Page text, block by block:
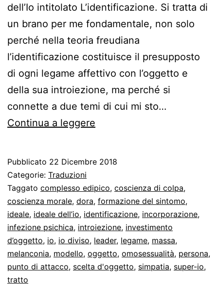
dell’Io intitolato L’identificazione. Si tratta di
un brano per me fondamentale, non solo
perché nella teoria freudiana
l’identificazione costituisce il presupposto
di ogni legame affettivo con l’oggetto e
della sua introiezione, ma perché si
connette a due temi di cui mi sto…
Continua a leggere
Pubblicato 22 Dicembre 2018
Categorie: Traduzioni
Taggato complesso edipico, coscienza di colpa,
coscienza morale, dora, formazione del sintomo,
ideale, ideale dell’io, identificazione, incorporazione,
infezione psichica, introiezione, investimento
d’oggetto, io, io diviso, leader, legame, massa,
melanconia, modello, oggetto, omosessualità, persona,
punto di attacco, scelta d'oggetto, simpatia, super-io,
tratto